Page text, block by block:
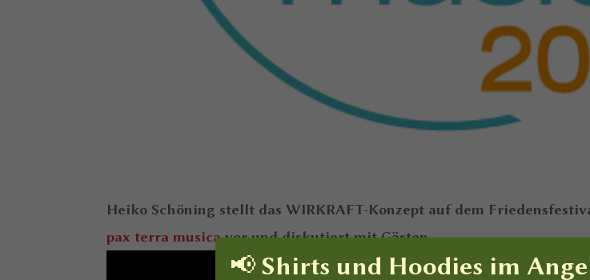
Heiko Schöning stellt das WIRKRAFT-Konzept auf dem
pax terra musicavor und diskutiert mit Gästen.
📢 Shirts und Hoodies im